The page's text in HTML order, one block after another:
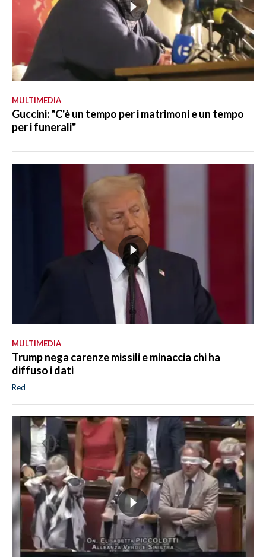
MULTIMEDIA
Guccini: "C'è un tempo per i matrimoni e un tempo
per i funerali"
MULTIMEDIA
Trump nega carenze missili e minaccia chi ha
diffuso i dati
Red